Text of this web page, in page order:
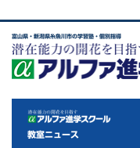
富山県・新潟県糸魚川市の学習塾・個別指導
教室ニュース